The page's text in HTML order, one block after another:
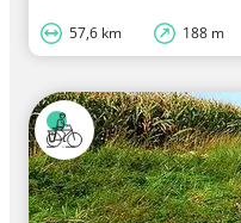
57,6 km 188 m